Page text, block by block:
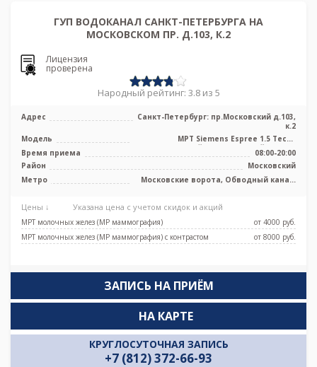
ГУП ВОДОКАНАЛ САНКТ-ПЕТЕРБУРГА НА
МОСКОВСКОМ ПР. Д.103, К.2
Лицензия
проверена
Народный рейтинг: 3.8 из 5
Адрес
Санкт-Петербург: пр.Московский д.103,
к.2
Модель
МРТ Siemens Espree 1.5 Тесла
высокопольный полуоткрытый тип, КТ
Siemen ...
Время приема
08:00-20:00
Район
Московский
Метро
Московские ворота, Обводный канал,
Цены ↓ Указана цена с учетом скидок и акций
МРТ молочных желез (МР маммография)
от 4000 pуб.
МРТ молочных желез (МР маммография) с контрастом
от 8000 pуб.
ЗАПИСЬ НА ПРИЁМ
КРУГЛОСУТОЧНАЯ ЗАПИСЬ
+7 (812) 372-66-93
НА КАРТЕ